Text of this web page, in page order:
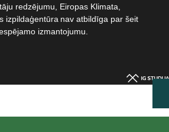
redzējumu, Eiropas Klimata,
izpildaģentūra nav atbildīga par šeit
izmantojumu.​